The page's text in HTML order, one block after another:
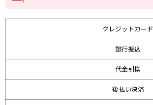
クレジットカード
銀行振込
代金引換
後払い決済